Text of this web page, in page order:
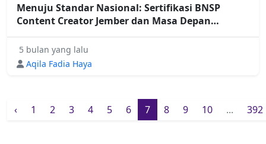
Menuju Standar Nasional: Sertifikasi BNSP
Content Creator Jember dan Masa Depan
Industri Kreatif
5 bulan yang lalu
Aqila Fadia Haya
‹ 1 2 3 4 5 6 7 8 9 10 ... 392